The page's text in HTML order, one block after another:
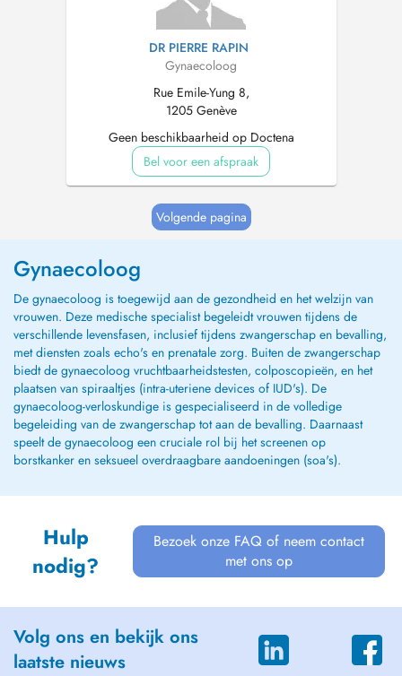
DR PIERRE RAPIN
Gynaecoloog
Rue Emile-Yung 8,
1205 Genève
Geen beschikbaarheid op Doctena
Bel voor een afspraak
Volgende pagina
Gynaecoloog
De gynaecoloog is toegewijd aan de gezondheid en het welzijn van
vrouwen. Deze medische specialist begeleidt vrouwen tijdens de
verschillende levensfasen, inclusief tijdens zwangerschap en bevalling,
met diensten zoals echo's en prenatale zorg. Buiten de zwangerschap
biedt de gynaecoloog vruchtbaarheidstesten, colposcopieën, en het
plaatsen van spiraaltjes (intra-uteriene devices of IUD's). De
gynaecoloog-verloskundige is gespecialiseerd in de volledige
begeleiding van de zwangerschap tot aan de bevalling. Daarnaast
speelt de gynaecoloog een cruciale rol bij het screenen op
borstkanker en seksueel overdraagbare aandoeningen (soa's).
Hulp
nodig?
Bezoek onze FAQ of neem contact
met ons op
Volg ons en bekijk ons
laatste nieuws